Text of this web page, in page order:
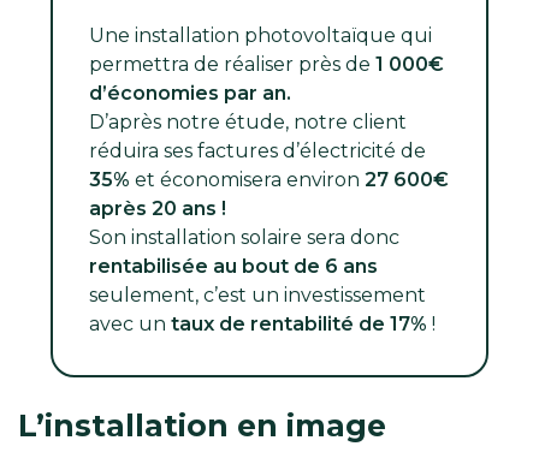
Une installation photovoltaïque qui
permettra de réaliser près de 1 000€
d’économies par an.
D’après notre étude, notre client
réduira ses factures d’électricité de
35% et économisera environ 27 600€
après 20 ans !
Son installation solaire sera donc
rentabilisée au bout de 6 ans
seulement, c’est un investissement
avec un taux de rentabilité de 17% !
L’installation en image